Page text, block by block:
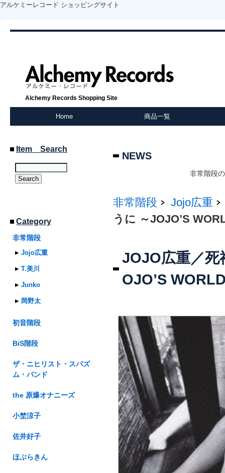
アルケミーレコード ショッピングサイト
Alchemy Records Shopping Site
Home 商品一覧
NEWS
非常階段
非常階段
Jojo広重
うに ～JOJO’S
JOJO広重／死
OJO’S
Item Search
Category
非常階段
Jojo広重
T.美川
Junko
岡野太
初音階段
BiS階段
ザ・ニヒリスト・スパズ
ム・バンド
the 原爆オナニーズ
小埜涼子
佐井好子
ほぶらきん